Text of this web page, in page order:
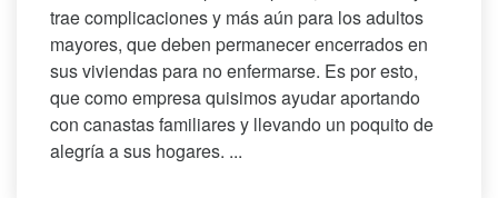
trae complicaciones y más aún para los adultos
mayores, que deben permanecer encerrados en
sus viviendas para no enfermarse. Es por esto,
que como empresa quisimos ayudar aportando
con canastas familiares y llevando un poquito de
alegría a sus hogares. ...